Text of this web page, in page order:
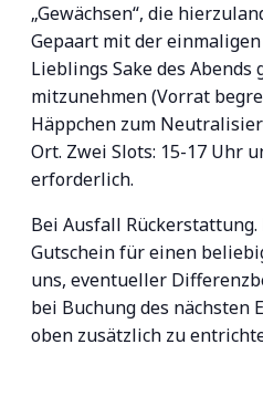
„Gewächsen“, die
Gepaart mit der
Lieblings Sake des
mitzunehmen (Vorrat
Häppchen zum
Ort. Zwei Slots: 15-17 Uhr
erforderlich.
Bei Ausfall
Gutschein für einen
uns, eventueller
bei Buchung des nächsten
oben zusätzlich zu